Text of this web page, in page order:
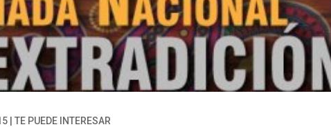
|TE PUEDE INTERESAR